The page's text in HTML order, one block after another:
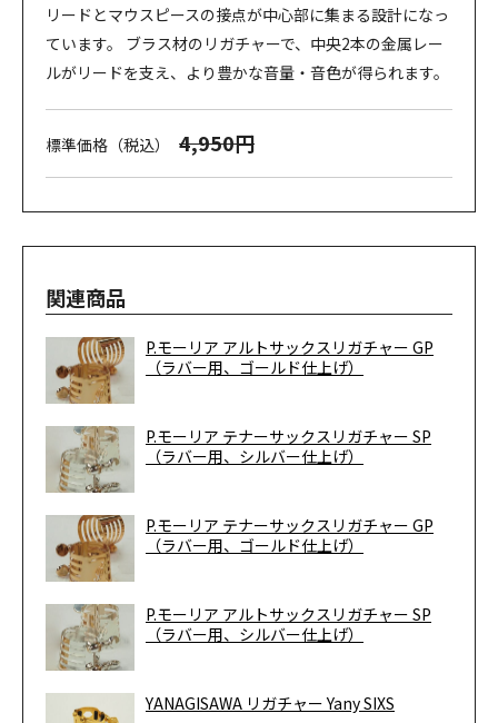
リードとマウスピースの接点が中心部に集まる設計になっ
ています。 ブラス材のリガチャーで、中央2本の金属レー
ルがリードを支え、より豊かな音量・音色が得られます。
標準価格（税込） 4,950円
関連商品
P.モーリア アルトサックスリガチャー GP
（ラバー用、ゴールド仕上げ）
P.モーリア テナーサックスリガチャー SP
（ラバー用、シルバー仕上げ）
P.モーリア テナーサックスリガチャー GP
（ラバー用、ゴールド仕上げ）
P.モーリア アルトサックスリガチャー SP
（ラバー用、シルバー仕上げ）
YANAGISAWA リガチャー Yany SIXS